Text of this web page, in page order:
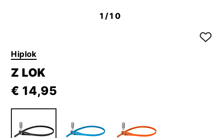
1/10
Hiplok
Z LOK
€ 14,95